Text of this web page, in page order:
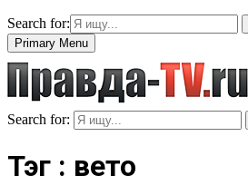
Search for:
Primary Menu
Search for:
Тэг : вето